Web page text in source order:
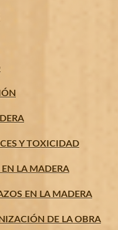
Y TOXICIDAD
EN LA MADERA
EN LA MADERA
DE LA OBRA